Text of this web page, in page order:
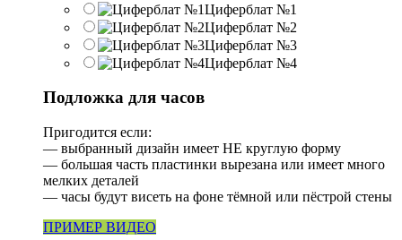
Циферблат №1
Циферблат №2
Циферблат №3
Циферблат №4
Подложка для часов
Пригодится если:
— выбранный дизайн имеет НЕ круглую форму
— большая часть пластинки вырезана или имеет много
мелких деталей
— часы будут висеть на фоне тёмной или пёстрой стены
ПРИМЕР ВИДЕО